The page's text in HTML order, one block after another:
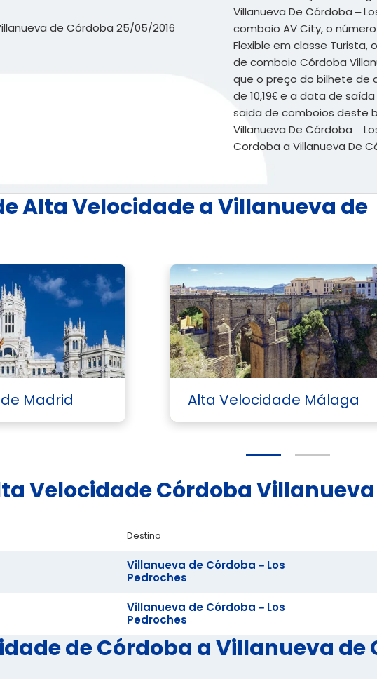
de Córdoba 25/05/2016
Villanueva De Córdoba –
comboio AV City, o
Flexible em classe
de comboio Córdoba
que o preço do bilhete de
de 10,19€ e a data de
saida de comboios deste
Villanueva De Córdoba –
Cordoba a Villanueva De
Alta Velocidade a Villanueva de
Madrid Alta Velocidade Málaga
Velocidade Córdoba
Destino
Villanueva de Córdoba – Los
Pedroches
Villanueva de Córdoba – Los
Pedroches
de Córdoba a Villanueva de